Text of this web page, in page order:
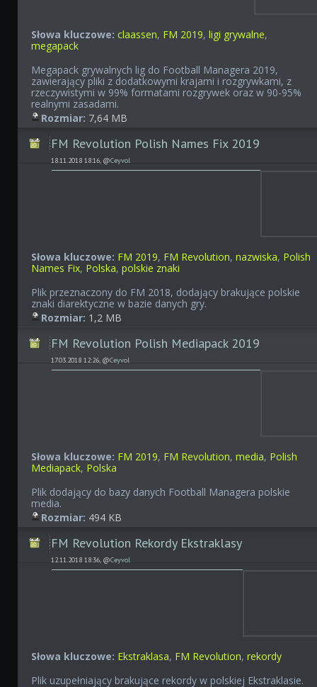
Słowa kluczowe: claassen, FM 2019,ligi grywalne,
megapack
Megapack grywalnych lig do Football Managera 2019,
zawierający pliki z dodatkowymi krajami i rozgrywkami, z
rzeczywistymi w 99% formatami rozgrywek oraz w 90-95%
realnymi zasadami.
Rozmiar: 7,64 MB
FM Revolution Polish Names Fix 2019
18.11.2018 18:16, @Ceyvol
Słowa kluczowe: FM 2019, FM Revolution,nazwiska, Polish
Names Fix, Polska,polskie znaki
Plik przeznaczony do FM 2018, dodający brakujące polskie
znaki diarektyczne w bazie danych gry.
Rozmiar: 1,2 MB
FM Revolution Polish Mediapack 2019
17.03.2018 12:26, @Ceyvol
Słowa kluczowe: FM 2019, FM Revolution,media, Polish
Mediapack, Polska
Plik dodający do bazy danych Football Managera polskie
media.
Rozmiar: 494 KB
FM Revolution Rekordy Ekstraklasy
12.11.2018 18:36, @Ceyvol
Słowa kluczowe: Ekstraklasa, FM Revolution,rekordy
Plik uzupełniający brakujące rekordy w polskiej Ekstraklasie.